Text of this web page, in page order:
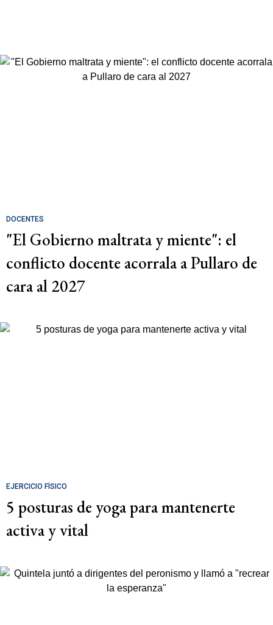
DOCENTES
"El Gobierno maltrata y miente": el
conflicto docente acorrala a Pullaro de
cara al 2027
EJERCICIO FÍSICO
5 posturas de yoga para mantenerte
activa y vital